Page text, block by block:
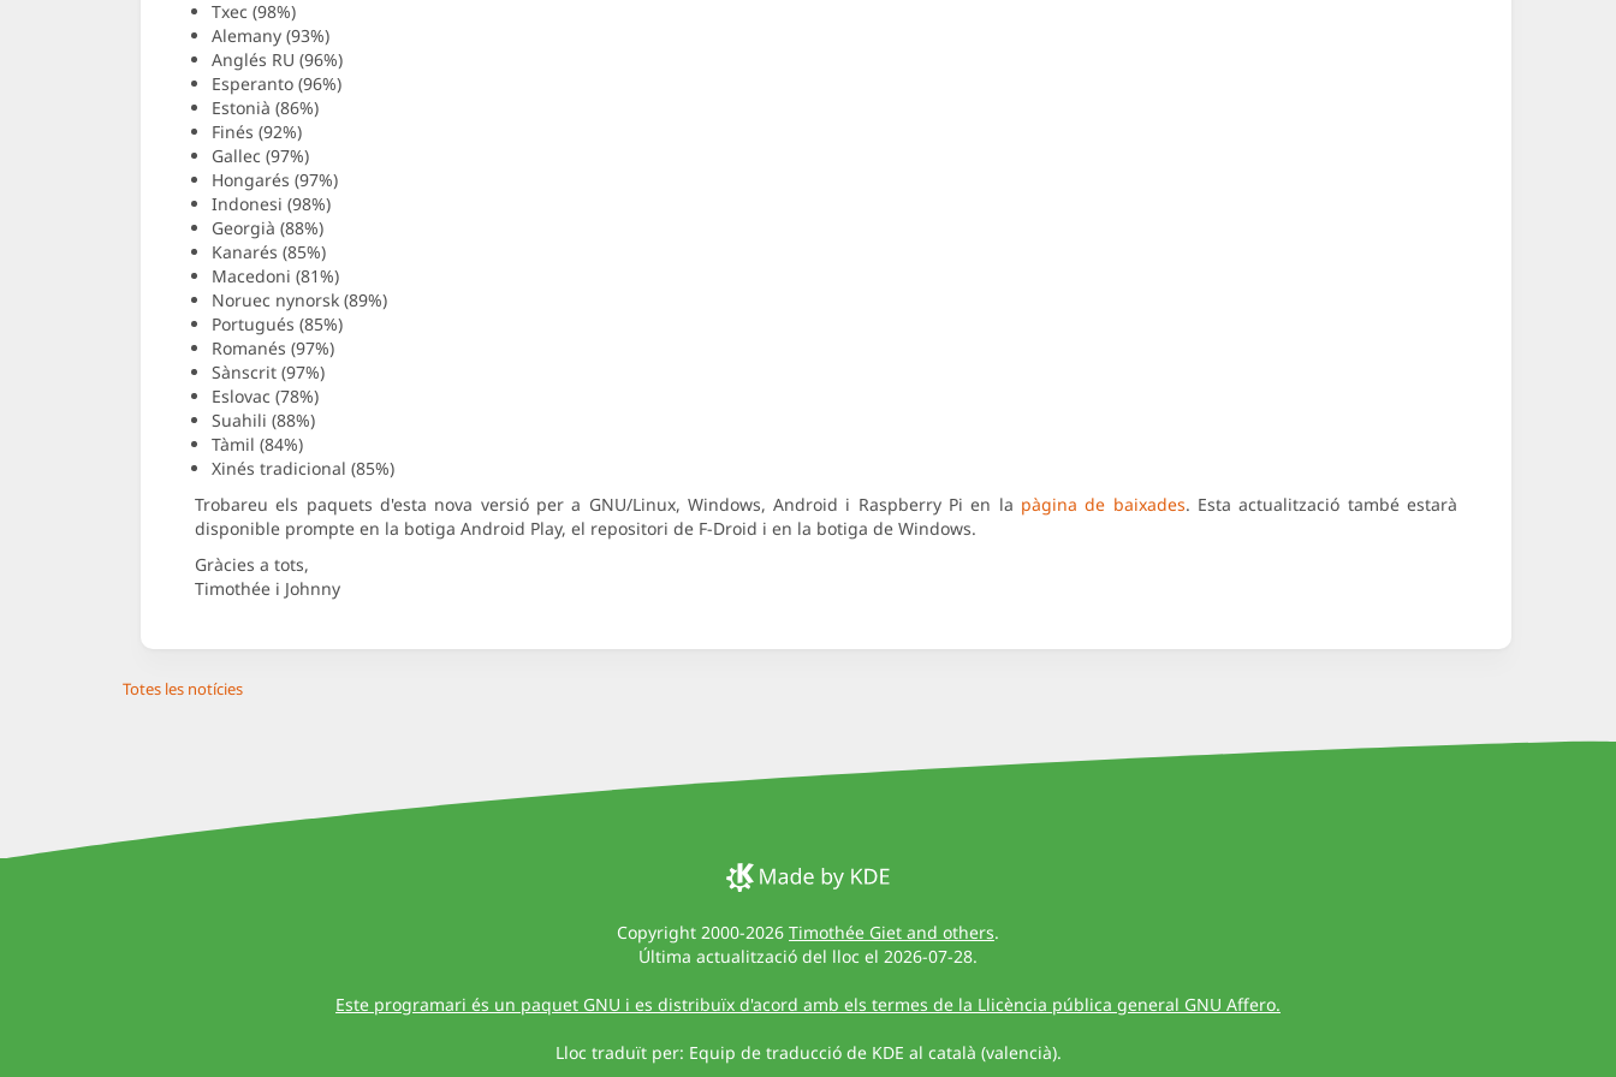
Txec (98%)
Alemany (93%)
Anglés RU (96%)
Esperanto (96%)
Estonià (86%)
Finés (92%)
Gallec (97%)
Hongarés (97%)
Indonesi (98%)
Georgià (88%)
Kanarés (85%)
Macedoni (81%)
Noruec nynorsk (89%)
Portugués (85%)
Romanés (97%)
Sànscrit (97%)
Eslovac (78%)
Suahili (88%)
Tàmil (84%)
Xinés tradicional (85%)
Trobareu els paquets d'esta nova versió per a GNU/Linux, Windows, Android i Raspberry Pi en la pàgina de baixades. Esta actualització també estarà
disponible prompte en la botiga Android Play, el repositori de F-Droid i en la botiga de Windows.
Gràcies a tots,
Timothée i Johnny
Totes les notícies
Copyright 2000-2026 Timothée Giet and others.
Última actualització del lloc el 2026-07-28.
Este programari és un paquet GNU i es distribuïx d'acord amb els termes de la Llicència pública general GNU Affero.
Lloc traduït per: Equip de traducció de KDE al català (valencià).